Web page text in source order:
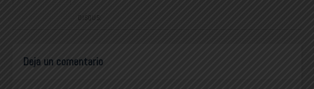
DISQUS:
Deja un comentario